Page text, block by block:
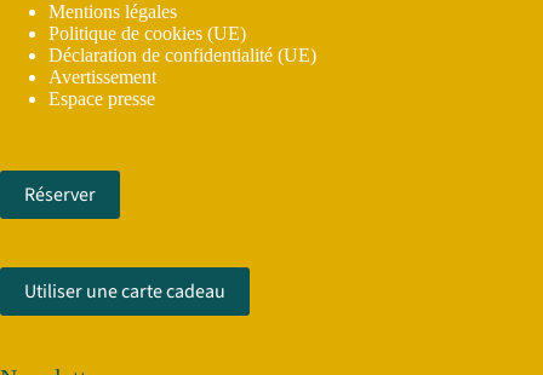
Mentions légales
Politique de cookies (UE)
Déclaration de confidentialité (UE)
Avertissement
Espace presse
Réserver
Utiliser une carte cadeau